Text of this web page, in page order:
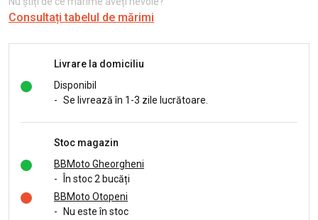
Consultați tabelul de mărimi
Livrare la domiciliu
Disponibil
- Se livrează în 1-3 zile lucrătoare.
Stoc magazin
BBMoto Gheorgheni
-
În stoc 2 bucăți
BBMoto Otopeni
-
Nu este în stoc